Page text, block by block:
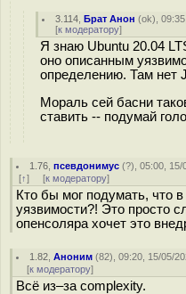
3.114 ,Брат Анон (ok),
[к модератору]
Я знаю Ubuntu 20.04
оно описанным
определению. Там нет
Мораль сей басни
ставить -- подумай
1.76 ,псевдонимус (?), 05:00, 15/
[↑] [к модератору]
Кто бы мог подумать, что
уязвимости?! Это просто
опенсоляра хочет это
1.82 ,Аноним (82), 09:20, 15/05/
[к модератору]
Всё из–за complexity.